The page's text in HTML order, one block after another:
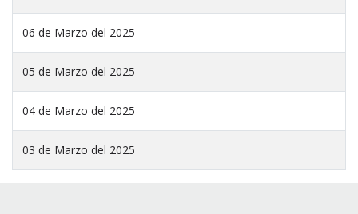
06 de Marzo del 2025
05 de Marzo del 2025
04 de Marzo del 2025
03 de Marzo del 2025